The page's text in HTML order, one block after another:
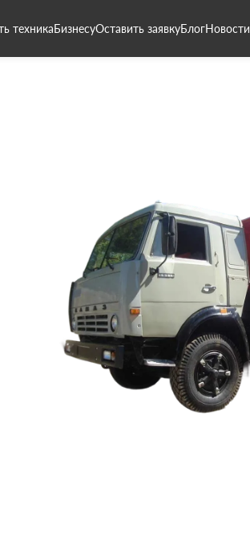
техникаБизнесуОставить заявкуБлогНовости